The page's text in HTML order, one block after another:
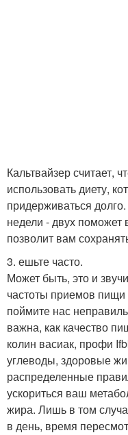
Кальтвайзер считает,
использовать диету,
придерживаться
недели - двух
позволит вам
3. ешьте часто.
Может быть, это и
частоты приемов пищи
поймите нас
важна, как качество
колин васиак, профи
углеводы, здоровые
распределенные
ускориться ваш
жира. Лишь в том
в день, время